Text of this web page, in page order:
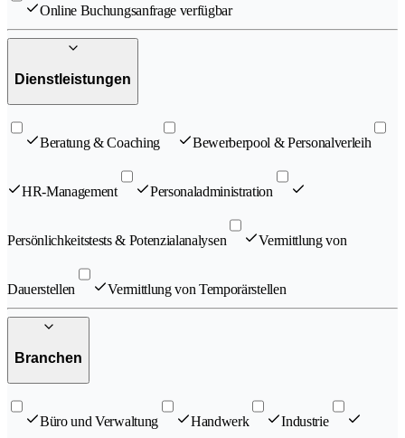
Online Buchungsanfrage verfügbar
Dienstleistungen
Beratung & Coaching Bewerberpool & Personalverleih
HR-Management Personaladministration
Persönlichkeitstests & Potenzialanalysen Vermittlung von
Dauerstellen Vermittlung von Temporärstellen
Branchen
Büro und Verwaltung Handwerk Industrie